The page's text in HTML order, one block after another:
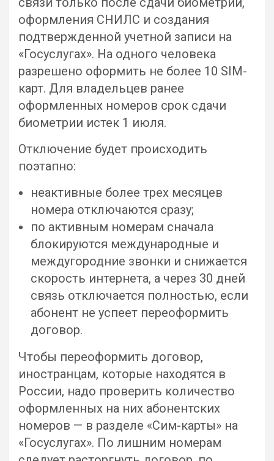
оформления СНИЛС и создания
подтвержденной учетной записи на
«Госуслугах». На одного человека
разрешено оформить не более 10 SIM-
карт. Для владельцев ранее
оформленных номеров срок сдачи
биометрии истек 1 июля.
Отключение будет происходить
поэтапно:
неактивные более трех месяцев
номера отключаются сразу;
по активным номерам сначала
блокируются международные и
междугородние звонки и снижается
скорость интернета, а через 30 дней
связь отключается полностью, если
абонент не успеет переоформить
договор.
Чтобы переоформить договор,
иностранцам, которые находятся в
России, надо проверить количество
оформленных на них абонентских
номеров — в разделе «Сим-карты» на
«Госуслугах». По лишним номерам